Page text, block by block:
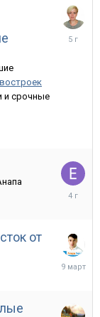
и срочные
18
от
9